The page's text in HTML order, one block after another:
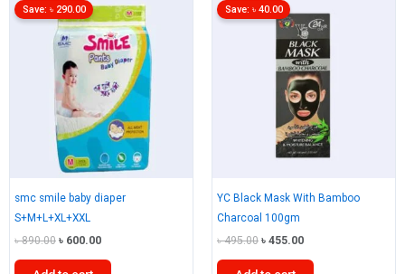
smc smile baby diaper
S+M+L+XL+XXL
৳890.00 Original
was:
৳ 600.00Current
is:
Save: ৳ 290.00
YC Black Mask With Bamboo
Charcoal 100gm
৳495.00 Original
was:
৳ 455.00Current
is:
Save: ৳ 40.00